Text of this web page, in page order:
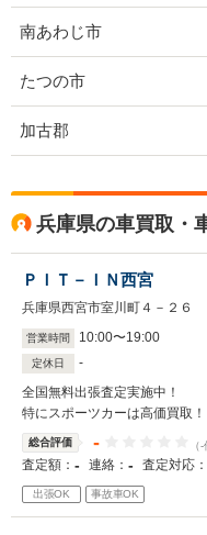
南あわじ市
たつの市
加古郡
兵庫県の車買取・
ＰＩＴ－ＩＮ西宮
兵庫県西宮市室川町４－２６
営業時間 10:00〜19:00
定休日
-
全国無料出張査定実施中！
特にスポーツカーは高価買取！
総合評価 - （-
査定額： - 連絡： - 査定対応：
出張OK 事故車OK